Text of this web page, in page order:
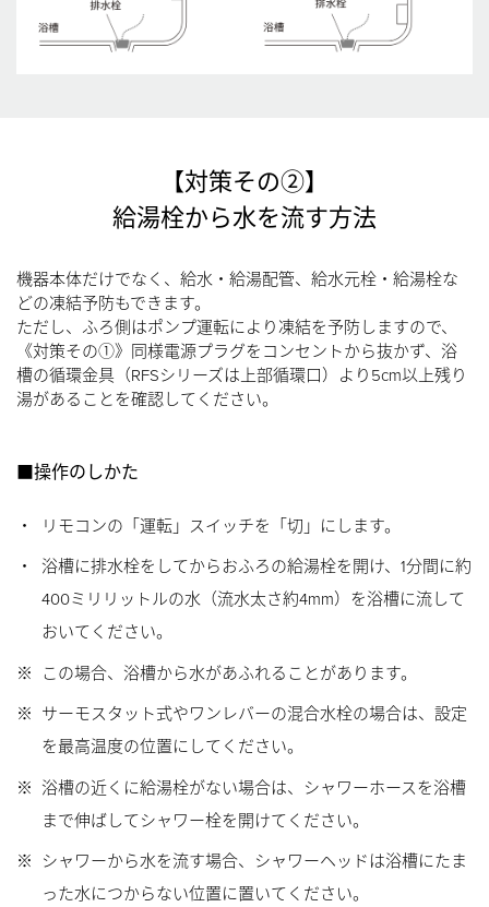
【対策その②】
給湯栓から水を流す方法
機器本体だけでなく、給水・給湯配管、給水元栓・給湯栓な
どの凍結予防もできます。
ただし、ふろ側はポンプ運転により凍結を予防しますので、
《対策その①》同様電源プラグをコンセントから抜かず、浴
槽の循環金具（RFSシリーズは上部循環口）より5cm以上残り
湯があることを確認してください。
■操作のしかた
・
リモコンの「運転」スイッチを「切」にします。
・
浴槽に排水栓をしてからおふろの給湯栓を開け、1分間に約
400ミリリットルの水（流水太さ約4mm）を浴槽に流して
おいてください。
※ この場合、浴槽から水があふれることがあります。
※ サーモスタット式やワンレバーの混合水栓の場合は、設定
を最高温度の位置にしてください。
※ 浴槽の近くに給湯栓がない場合は、シャワーホースを浴槽
まで伸ばしてシャワー栓を開けてください。
※ シャワーから水を流す場合、シャワーヘッドは浴槽にたま
った水につからない位置に置いてください。